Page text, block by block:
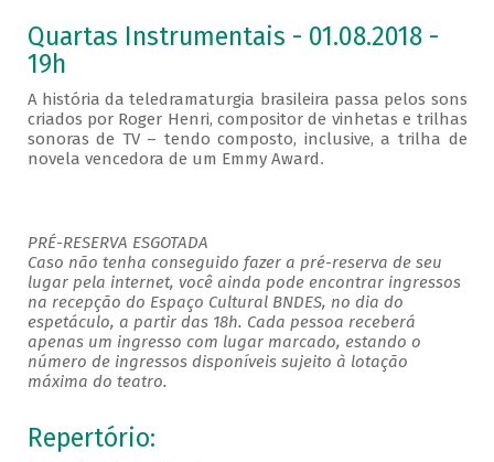
Quartas Instrumentais - 01.08.2018 -
19h
A história da teledramaturgia brasileira passa pelos sons
criados por Roger Henri, compositor de vinhetas e trilhas
sonoras de TV – tendo composto, inclusive, a trilha de
novela vencedora de um Emmy Award .
PRÉ-RESERVA ESGOTADA
Caso não tenha conseguido fazer a pré-reserva de seu
lugar pela internet, você ainda pode encontrar ingressos
na recepção do Espaço Cultural BNDES, no dia do
espetáculo, a partir das 18h. Cada pessoa receberá
apenas um ingresso com lugar marcado, estando o
número de ingressos disponíveis sujeito à lotação
máxima do teatro.
Repertório: